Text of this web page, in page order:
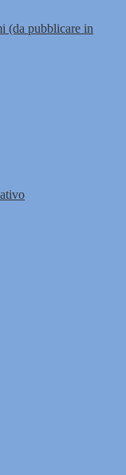
(da pubblicare in